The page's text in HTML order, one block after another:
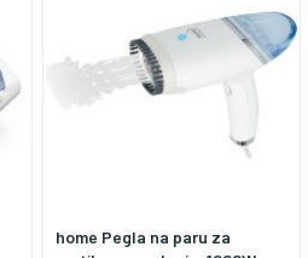
home Pegla na paru za